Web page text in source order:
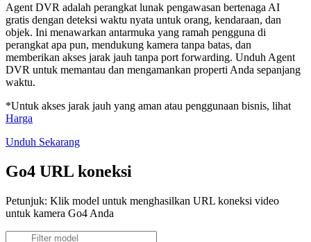
Agent DVR adalah perangkat lunak pengawasan bertenaga AI
gratis dengan deteksi waktu nyata untuk orang, kendaraan, dan
objek. Ini menawarkan antarmuka yang ramah pengguna di
perangkat apa pun, mendukung kamera tanpa batas, dan
memberikan akses jarak jauh tanpa port forwarding. Unduh Agent
DVR untuk memantau dan mengamankan properti Anda sepanjang
waktu.
*Untuk akses jarak jauh yang aman atau penggunaan bisnis, lihat
Harga
Unduh Sekarang
Go4 URL koneksi
Petunjuk: Klik model untuk menghasilkan URL koneksi video
untuk kamera Go4 Anda